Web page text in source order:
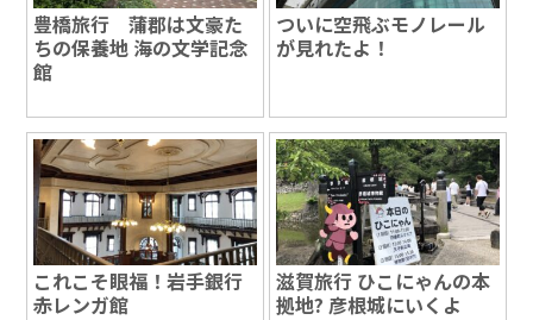
豊橋旅行 蒲郡は文豪た
ちの保養地 海の文学記念
館
ついに空飛ぶモノレール
が見れたよ！
これこそ眼福！岩手銀行
赤レンガ館
滋賀旅行 ひこにゃんの本
拠地? 彦根城にいくよ